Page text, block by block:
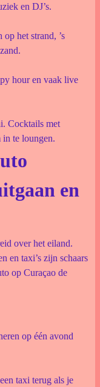
en DJ’s.
het strand, ’s
hour en vaak live
Cocktails met
in te loungen.
en
over het eiland.
en taxi’s zijn schaars
op Curaçao de
op één avond
taxi terug als je